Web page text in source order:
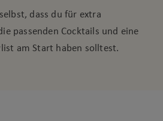
dass du für extra
passenden Cocktails und eine
am Start haben solltest.